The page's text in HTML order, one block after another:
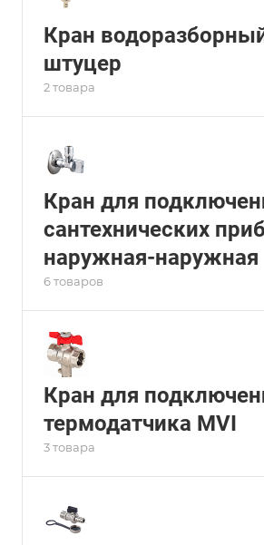
Кран
штуцер
2 товара
Кран для
сантехнических
наружная-наружная
6 товаров
Кран для
термодатчика MVI
3 товара